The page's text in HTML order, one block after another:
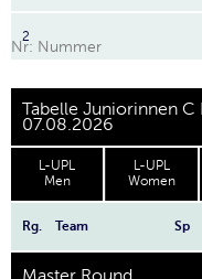
2
Nr: Nummer
Tabelle Juniorinnen
07.08.2026
L-UPL
Men
L-UPL
Women
Rg. Team Sp